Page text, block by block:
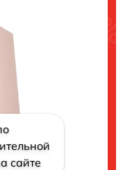
сайте